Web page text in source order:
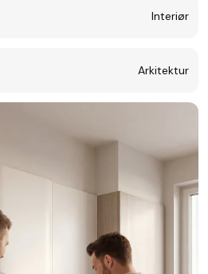
Interiør
Arkitektur